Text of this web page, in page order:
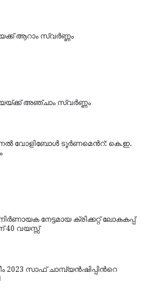
ആറാം സ്വര്‍ണ്ണം
അഞ്ചാം സ്വര്‍ണ്ണം
വോളിബോള്‍ ടൂര്‍ണമെന്‍റ്: കെ.ഇ.
നേട്ടമായ ക്രിക്കറ്റ് ലോകകപ്പ്
40 വയസ്സ്
സാഫ് ചാമ്പ്യൻഷിപ്പിന്‍റെ